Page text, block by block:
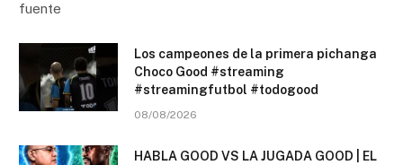
fuente
Los campeones de la primera pichanga
Choco Good #streaming
#streamingfutbol #todogood
08/08/2026
HABLA GOOD VS LA JUGADA GOOD | EL